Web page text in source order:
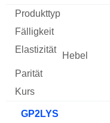
GP2LYS